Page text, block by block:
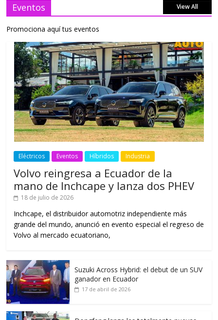
Eventos View All
Promociona aquí tus eventos
Eléctricos Eventos Híbridos Industria
Volvo reingresa a Ecuador de la
mano de Inchcape y lanza dos PHEV
18 de julio de 2026
Inchcape, el distribuidor automotriz independiente más
grande del mundo, anunció en evento especial el regreso de
Volvo al mercado ecuatoriano,
Suzuki Across Hybrid: el debut de un SUV
ganador en Ecuador
17 de abril de 2026